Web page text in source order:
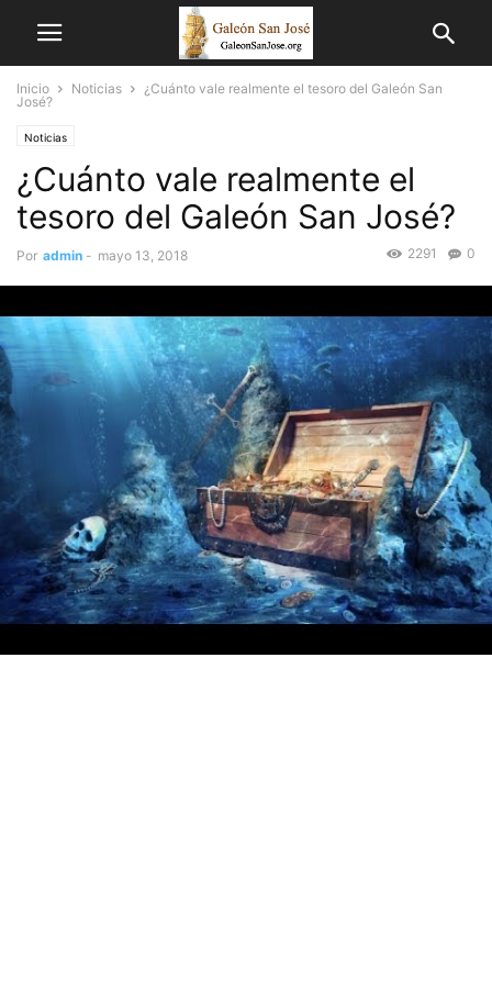
Inicio Noticias
¿Cuánto vale realmente el tesoro del Galeón San
José?
Noticias
¿Cuánto vale realmente el
tesoro del Galeón San José?
Por admin - mayo 13, 2018 0
2291